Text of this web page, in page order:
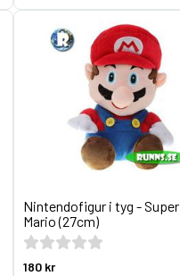
Nintendofigur i tyg - Super
Mario (27cm)
180 kr